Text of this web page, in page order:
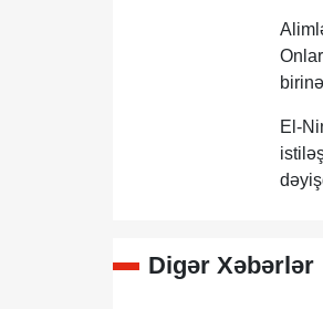
El-
Digər Xəbərlər